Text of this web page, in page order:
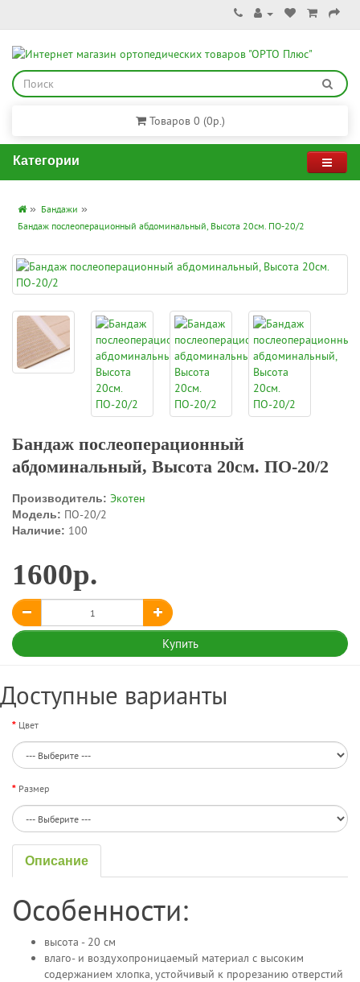
Товаров 0 (0р.)
Категории
Бандажи
Бандаж послеоперационный абдоминальный, Высота 20см. ПО-20/2
Бандаж послеоперационный
абдоминальный, Высота 20см. ПО-20/2
Производитель: Экотен
Модель: ПО-20/2
Наличие: 100
1600р.
Купить
Доступные варианты
Цвет
Размер
Описание
Особенности:
высота - 20 см
влаго- и воздухопроницаемый материал с высоким
содержанием хлопка, устойчивый к прорезанию отверстий